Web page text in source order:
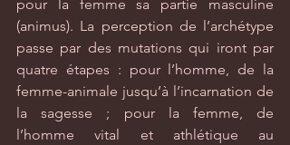
pour la femme sa partie masculine
(animus). La perception de l’archétype
passe par des mutations qui iront par
quatre étapes : pour l’homme, de la
femme-animale jusqu’à l’incarnation de
la sagesse ; pour la femme, de
l’homme vital et athlétique au